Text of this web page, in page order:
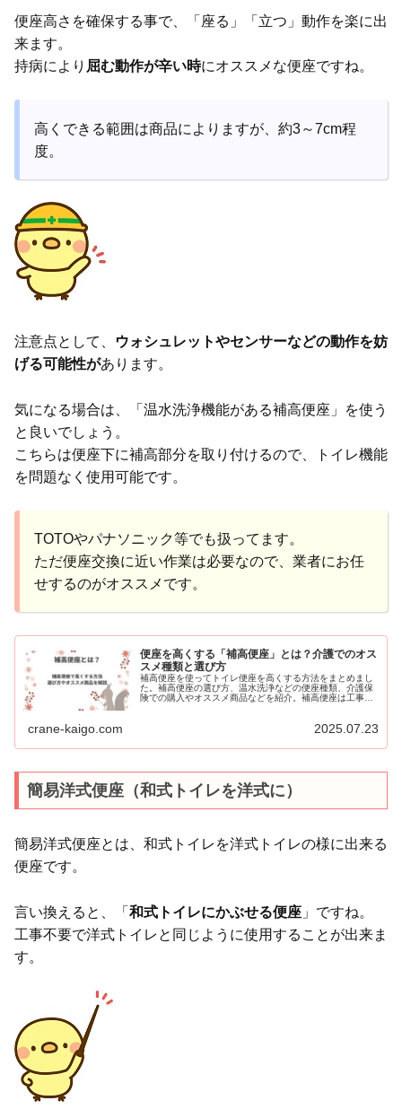
便座高さを確保する事で、「座る」「立つ」動作を楽に出
来ます。
持病により 屈む動作が辛い時にオススメな便座ですね。
高くできる範囲は商品によりますが、約3～7cm程
度。
注意点として、
ウォシュレットやセンサーなどの動作を妨
げる可能性があります。
気になる場合は、「温水洗浄機能がある補高便座」を使う
と良いでしょう。
こちらは便座下に補高部分を取り付けるので、トイレ機能
を問題なく使用可能です。
TOTOやパナソニック等でも扱ってます。
ただ便座交換に近い作業は必要なので、業者にお任
せするのがオススメです。
便座を高くする「補高便座」とは？介護でのオス
スメ種類と選び方
補高便座を使ってトイレ便座を高くする方法をまとめまし
た。補高便座の選び方、温水洗浄などの便座種類、介護保
険での購入やオススメ商品などを紹介。補高便座は工事不
あります。便座交換も視野に入れれば、温水洗浄機能を使
crane-kaigo.com 2025.07.23
簡易洋式便座（和式トイレを洋式に）
簡易洋式便座とは、和式トイレを洋式トイレの様に出来る
便座です。
言い換えると、「 和式トイレにかぶせる便座 」ですね。
工事不要で洋式トイレと同じように使用することが出来ま
す。